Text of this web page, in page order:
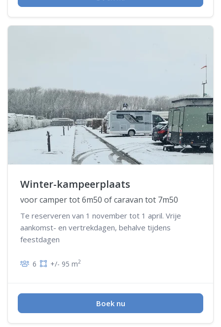
Winter-kampeerplaats
voor camper tot 6m50 of caravan tot 7m50
Te reserveren van 1 november tot 1 april. Vrije
aankomst- en vertrekdagen, behalve tijdens
feestdagen
6 +/- 95 m2
Boek nu